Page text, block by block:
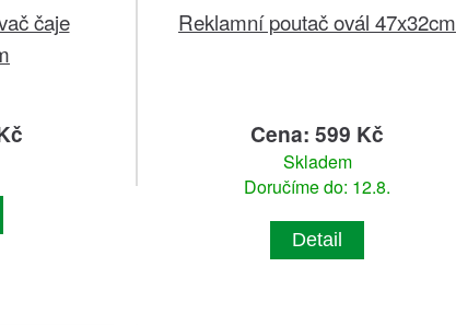
čaje
Reklamní poutač ovál 47x32cm
Cena: 599 Kč
Skladem
Doručíme do: 12.8.
Detail